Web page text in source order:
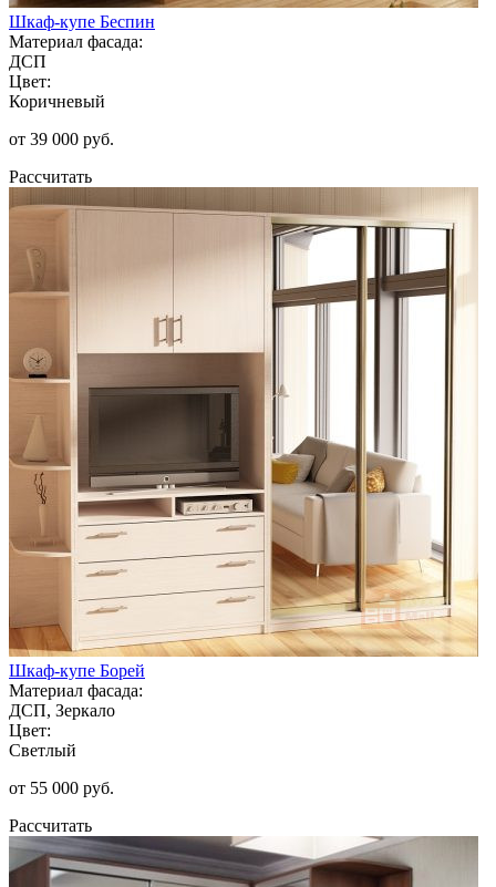
Шкаф-купе Беспин
Материал фасада:
ДСП
Цвет:
Коричневый
от 39 000 руб.
Рассчитать
Шкаф-купе Борей
Материал фасада:
ДСП, Зеркало
Цвет:
Светлый
от 55 000 руб.
Рассчитать